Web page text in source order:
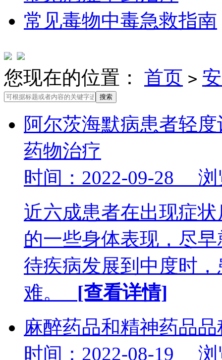
常见毒物中毒急救指南
您现在的位置： 首页 >
阿尔茨海默病患者轻
药物治疗
时间：2022-09-28 浏
近六成患者在出现症
的一些身体表现，尽
待疾病发展到中度时
难。 [查看详情]
麻醉药品和精神药品
时间：2022-08-19 浏